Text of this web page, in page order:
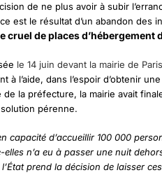
de ne plus avoir à subir
est le résultat d’un abandon des
cruel de places d’hébergement
le 14 juin devant la mairie de Paris
l’aide, dans l’espoir d’obtenir
la préfecture, la mairie avait
pérenne.
capacité d’accueillir 100 000
n’a eu à passer une nuit
prend la décision de laisser